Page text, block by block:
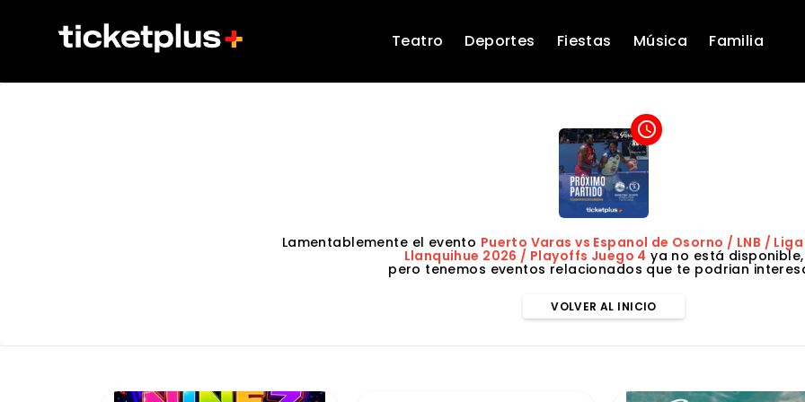
Teatro Deportes Fiestas Música Familia
access_time
Lamentablemente el evento Puerto Varas vs Espanol de Osorno / LNB /
Llanquihue 2026 / Playoffs Juego 4 ya no está disponible,
pero tenemos eventos relacionados que te podrian
VOLVER AL INICIO